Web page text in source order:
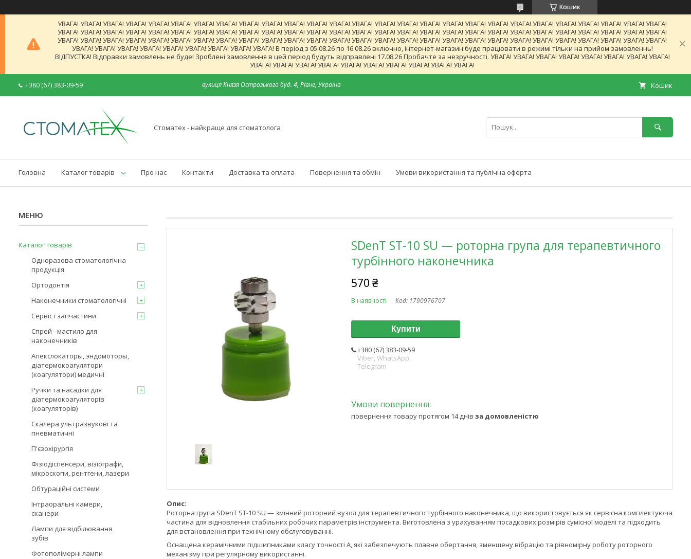
Кошик
УВАГА! УВАГА! УВАГА! УВАГА! УВАГА! УВАГА! УВАГА! УВАГА! УВАГА! УВАГА! УВАГА! УВАГА! УВАГА! УВАГА! УВАГА! УВАГА! УВАГА! УВАГА! УВАГА! УВАГА! УВАГА! УВАГА! УВАГА! УВАГА! УВАГА! УВАГА! УВАГА!
УВАГА! УВАГА! УВАГА! УВАГА! УВАГА! УВАГА! УВАГА! УВАГА! УВАГА! УВАГА! УВАГА! УВАГА! УВАГА! УВАГА! УВАГА! УВАГА! УВАГА! УВАГА! УВАГА! УВАГА! УВАГА! УВАГА! УВАГА! УВАГА! УВАГА! УВАГА! УВАГА!
УВАГА! УВАГА! УВАГА! УВАГА! УВАГА! УВАГА! УВАГА! УВАГА! УВАГА! УВАГА! УВАГА! УВАГА! УВАГА! УВАГА! УВАГА! УВАГА! УВАГА! УВАГА! УВАГА! УВАГА! УВАГА! УВАГА! УВАГА! УВАГА! УВАГА! УВАГА! УВАГА!
УВАГА! УВАГА! УВАГА! УВАГА! УВАГА! УВАГА! УВАГА! УВАГА! УВАГА! В період з 05.08.26 по 16.08.26 включно, інтернет-магазин буде працювати в режимі тільки на прийом замовленнь!
ВІДПУСТКА! Відправки замовлень не буде! Зроблені замовлення в цей період будуть відправлені 17.08.26 Пробачте за незручності. УВАГА! УВАГА! УВАГА! УВАГА! УВАГА! УВАГА! УВАГА! УВАГА!
УВАГА! УВАГА! УВАГА! УВАГА! УВАГА! УВАГА! УВАГА! УВАГА! УВАГА! УВАГА!
+380 (67) 383-09-59 вулиця Князя Острозького буд. 4, Рівне, Україна Кошик
Стоматех - найкраще для стоматолога
Головна Каталог товарів Про нас Контакти Доставка та оплата Повернення та обмін Умови використання та публічна оферта
SDenT ST-10 SU — роторна група для терапевтичного
турбінного наконечника
570 ₴
В наявності Код: 1790976707
Купити
+380 (67) 383-09-59
Viber, WhatsApp,
Telegram
повернення товару протягом 14 днів за домовленістю
Опис:
Роторна група SDenT ST-10 SU — змінний роторний вузол для терапевтичного турбінного наконечника, що використовується як сервісна комплектуюча
частина для відновлення стабільних робочих параметрів інструмента. Виготовлена з урахуванням посадкових розмірів сумісної моделі та підходить
для встановлення при технічному обслуговуванні.
Оснащена керамічними підшипниками класу точності A, які забезпечують плавне обертання, зменшену вібрацію та рівномірну роботу роторного
механізму при регулярному використанні.
Каталог товарів
Одноразова стоматологічна
продукція
Ортодонтія
Наконечники стоматологічні
Сервіс і запчастини
Спрей - мастило для
наконечників
Апекслокаторы, эндомоторы,
діатермокоагулятори
(коагулятори) медичні
Ручки та насадки для
діатермокоагуляторів
(коагуляторів)
Скалера ультразвукові та
пневматичні
П'єзохірургія
Фізіодіспенсери, візіографи,
мікроскопи, рентгени, лазери
Обтураційні системи
Інтраоральні камери,
сканери
Лампи для відбілювання
зубів
Фотополімерні лампи